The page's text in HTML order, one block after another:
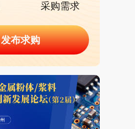
采购需求
发布求购